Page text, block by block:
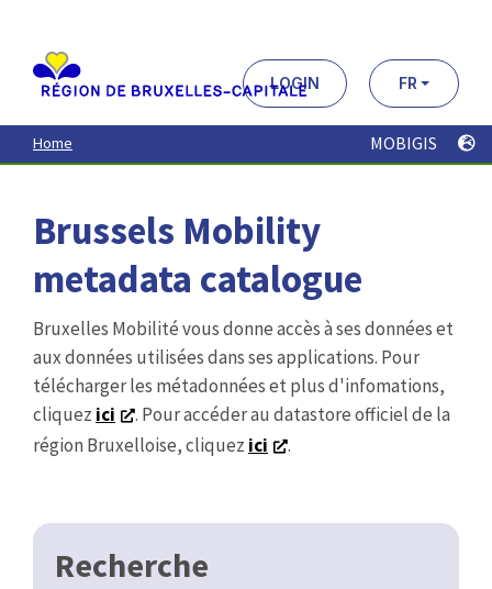
contenu
principal
LOGIN FR
Home MOBIGIS
Brussels Mobility
metadata catalogue
Bruxelles Mobilité vous donne accès à ses données et
aux données utilisées dans ses applications. Pour
télécharger les métadonnées et plus d'infomations,
cliquez ici
. Pour accéder au datastore officiel de la
région Bruxelloise, cliquez ici .
Recherche